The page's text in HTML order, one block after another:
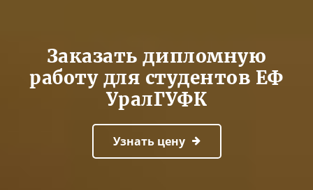
Заказать дипломную
работу для студентов ЕФ
УралГУФК
Узнать цену